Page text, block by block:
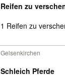
Reifen zu
1 Reifen zu
Gelsenkirchen
Schleich Pferde